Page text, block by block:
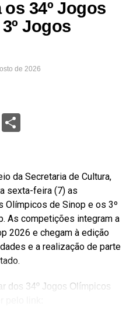
34º Jogos
Jogos
de 2026
Share
da Secretaria de Cultura,
sexta-feira (7) as
Olímpicos de Sinop e os 3º
As competições integram a
2026 e chegam à edição
e a realização de parte
dos 34º Jogos Olímpicos